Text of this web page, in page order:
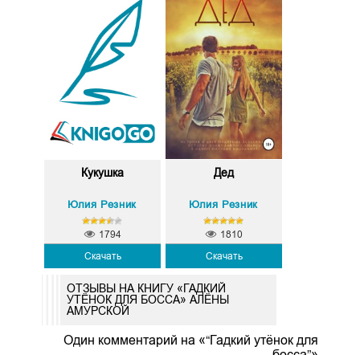
Кукушка
Юлия Резник
Скачать
1794
Дед
Юлия Резник
Скачать
1810
ОТЗЫВЫ НА КНИГУ «ГАДКИЙ
УТЁНОК ДЛЯ БОССА» АЛЁНЫ
АМУРСКОЙ
Один комментарий на «“Гадкий утёнок для